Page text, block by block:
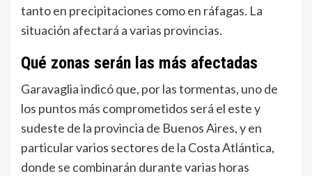
tanto en precipitaciones como en ráfagas. La
situación afectará a varias provincias.
Qué zonas serán las más afectadas
Garavaglia indicó que, por las tormentas, uno de
los puntos más comprometidos será el este y
sudeste de la provincia de Buenos Aires, y en
particular varios sectores de la Costa Atlántica,
donde se combinarán durante varias horas